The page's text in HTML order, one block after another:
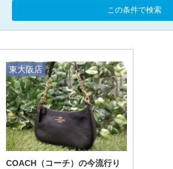
この条件で検索
COACH（コーチ）の今流行り
東大阪店